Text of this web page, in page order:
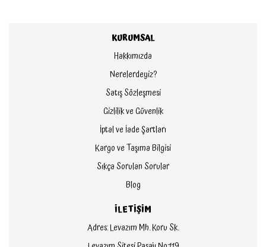
KURUMSAL
Hakkımızda
Nerelerdeyiz?
Satış Sözleşmesi
Gizlilik ve Güvenlik
İptal ve İade Şartları
Kargo ve Taşıma Bilgisi
Sıkça Sorulan Sorular
Blog
İLETİŞİM
Adres: Levazım Mh. Koru Sk.